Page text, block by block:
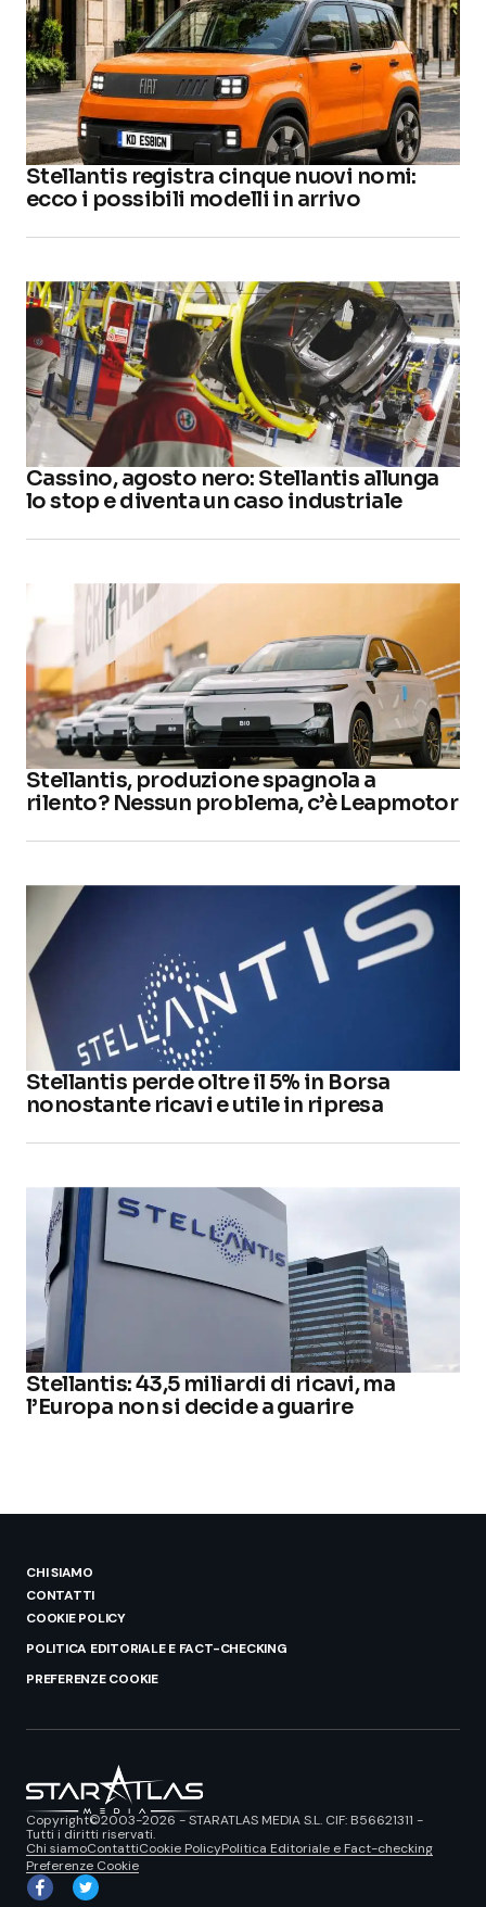
Stellantis registra cinque nuovi nomi:
ecco i possibili modelli in arrivo
Cassino, agosto nero: Stellantis allunga
lo stop e diventa un caso industriale
Stellantis, produzione spagnola a
rilento? Nessun problema, c’è Leapmotor
Stellantis perde oltre il 5% in Borsa
nonostante ricavi e utile in ripresa
Stellantis: 43,5 miliardi di ricavi, ma
l’Europa non si decide a guarire
CHI SIAMO
CONTATTI
COOKIE POLICY
POLITICA EDITORIALE E FACT-CHECKING
PREFERENZE COOKIE
Copyright©2003-2026 - STARATLAS MEDIA S.L. CIF: B56621311 -
Tutti i diritti riservati.
Chi siamoContattiCookie PolicyPolitica Editoriale e Fact-checking
Preferenze Cookie